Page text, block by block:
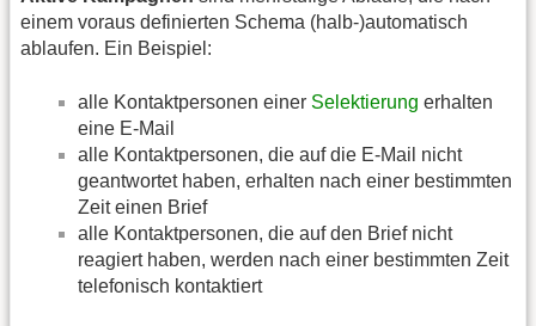
einem voraus definierten Schema (halb-)automatisch
ablaufen. Ein Beispiel:
alle Kontaktpersonen einer Selektierung erhalten
eine E-Mail
alle Kontaktpersonen, die auf die E-Mail nicht
geantwortet haben, erhalten nach einer bestimmten
Zeit einen Brief
alle Kontaktpersonen, die auf den Brief nicht
reagiert haben, werden nach einer bestimmten Zeit
telefonisch kontaktiert